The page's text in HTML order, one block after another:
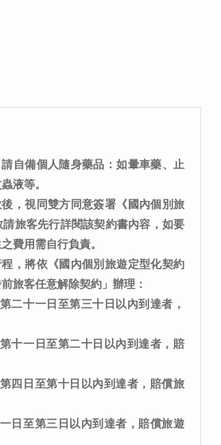
自備個人隨身藥品：如暈車藥、止
液等。
，視同雙方同意簽署《國內個別旅
旅客先行詳閱該契約書內容，如要
費用需自行負責。
，將依《國內個別旅遊定型化契約
旅客任意解除契約」辦理：
二十一日至第三十日以內到達者，
十一日至第二十日以內到達者，賠
四日至第十日以內到達者，賠償旅
日至第三日以內到達者，賠償旅遊